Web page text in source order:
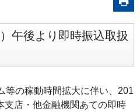
午後より即時振込取扱
等の稼動時間拡大に伴い、201
支店・他金融機関あての即時